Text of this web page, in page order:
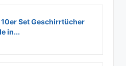
10er Set Geschirrtücher
in...